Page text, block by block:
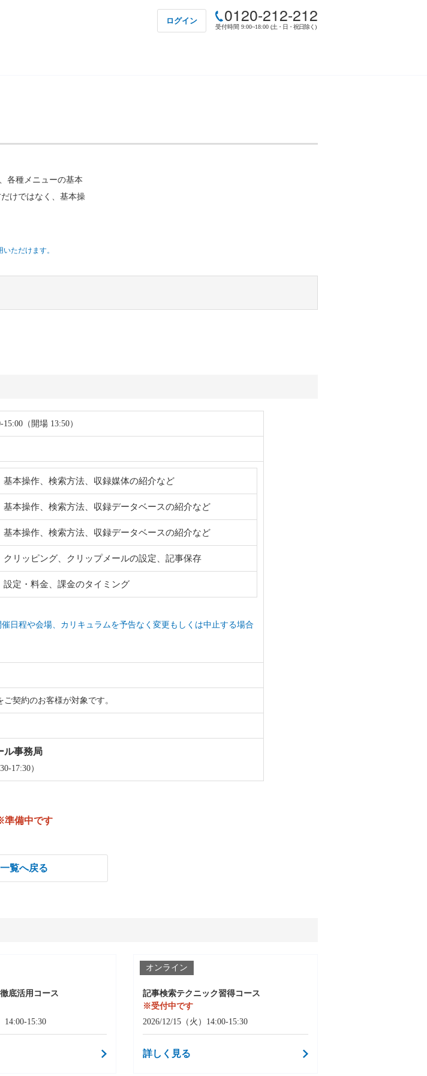
ログイン 0120-212-212
受付時間 9:00~18:00 (土・日・祝日除く)
各種メニューの基本
けではなく、基本操
ただけます。
（開場 13:50）
基本操作、検索方法、収録媒体の紹介など
基本操作、検索方法、収録データベースの紹介など
基本操作、検索方法、収録データベースの紹介など
クリッピング、クリップメールの設定、記事保存
設定・料金、課金のタイミング
日程や会場、カリキュラムを予告なく変更もしくは中止する場合
契約のお客様が対象です。
ル事務局
17:30）
準備中です
一覧へ戻る
底活用コース
14:00-15:30
記事検索テクニック習得コース
※受付中です
2026/12/15（火）14:00-15:30
詳しく見る
オンライン